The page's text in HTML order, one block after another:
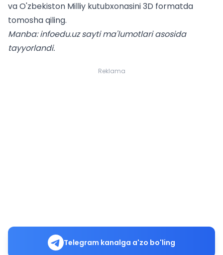
va O'zbekiston Milliy kutubxonasini 3D formatda
tomosha qiling.
Manba: infoedu.uz sayti ma'lumotlari asosida
tayyorlandi.
Reklama
Telegram kanalga a'zo bo'ling